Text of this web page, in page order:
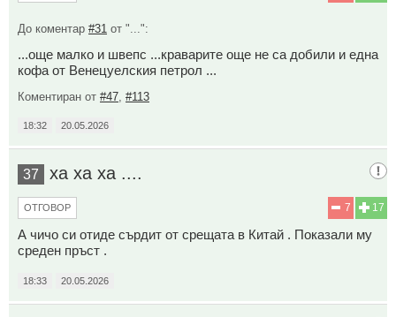
До коментар #31 от "...":
...още малко и швепс ...краварите още не са добили и една
кофа от Венецуелския петрол ...
Коментиран от #47 #113
18:32 20.05.2026
37 ха ха ха ....
17
7
ОТГОВОР
А чичо си отиде сърдит от срещата в Китай . Показали му
среден пръст .
18:33 20.05.2026